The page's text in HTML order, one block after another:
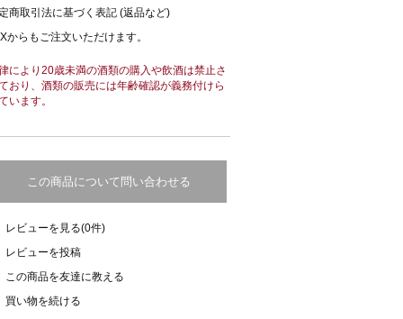
商取引法に基づく表記 (返品など)
からもご注文いただけます。
により20歳未満の酒類の購入や飲酒は禁止さ
おり、酒類の販売には年齢確認が義務付けら
います。
この商品について問い合わせる
レビューを見る(0件)
レビューを投稿
この商品を友達に教える
買い物を続ける